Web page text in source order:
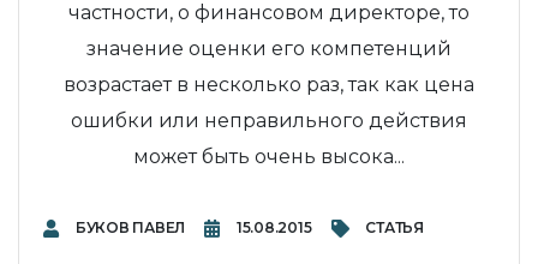
частности, о финансовом директоре, то
значение оценки его компетенций
возрастает в несколько раз, так как цена
ошибки или неправильного действия
может быть очень высока...
БУКОВ ПАВЕЛ 15.08.2015 СТАТЬЯ